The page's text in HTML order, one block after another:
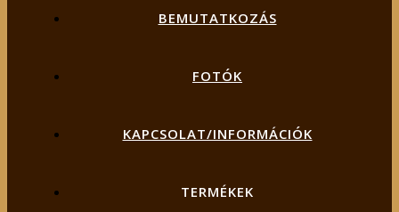
BEMUTATKOZÁS
FOTÓK
KAPCSOLAT/INFORMÁCIÓK
TERMÉKEK